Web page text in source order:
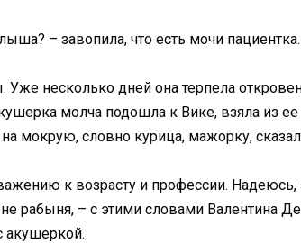
– завопила, что есть мочи пациентка.
несколько дней она терпела
молча подошла к Вике, взяла из
мокрую, словно курица, мажорку,
к возрасту и профессии.
рабыня, – с этими словами Валентина
акушеркой.